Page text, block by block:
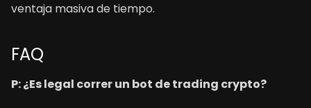
ventaja masiva de tiempo.
FAQ
P: ¿Es legal correr un bot de trading crypto?